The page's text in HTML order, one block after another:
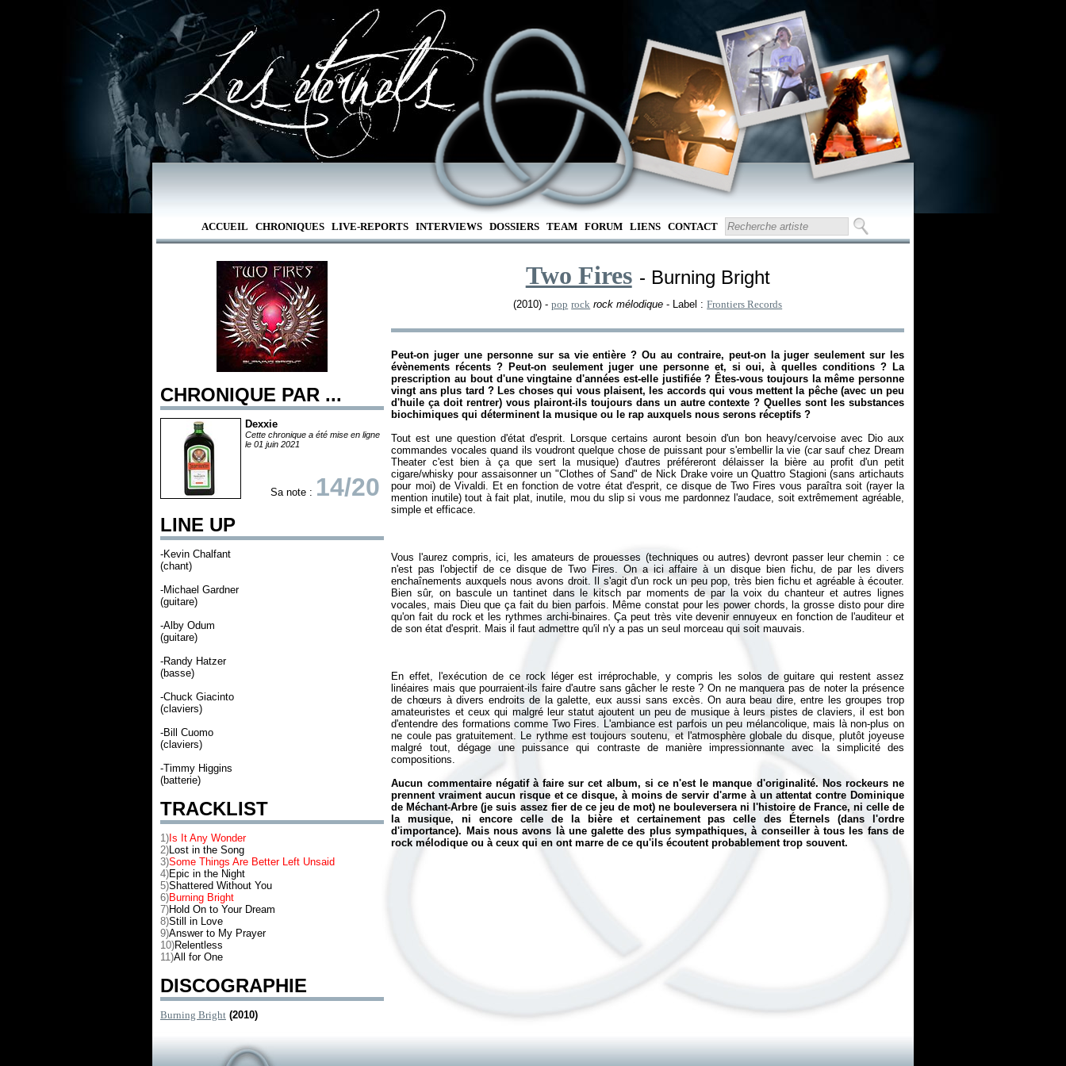
ACCUEIL CHRONIQUES LIVE-REPORTS INTERVIEWS DOSSIERS TEAM FORUM LIENS CONTACT
CHRONIQUE PAR ...
Dexxie
Cette chronique a été mise en ligne
le 01 juin 2021
Sa note : 14/20
LINE UP
-Kevin Chalfant
(chant)
-Michael Gardner
(guitare)
-Alby Odum
(guitare)
-Randy Hatzer
(basse)
-Chuck Giacinto
(claviers)
-Bill Cuomo
(claviers)
-Timmy Higgins
(batterie)
TRACKLIST
1) Is It Any Wonder
2)Lost in the Song
3)Some Things Are Better Left Unsaid
4)Epic in the Night
5)Shattered Without You
6)Burning Bright
7)Hold On to Your Dream
8)Still in Love
9)Answer to My Prayer
10)Relentless
11)All for One
DISCOGRAPHIE
Burning Bright (2010)
Two Fires - Burning Bright
(2010) -pop rock rock mélodique - Label :Frontiers Records
Peut-on juger une personne sur sa vie entière ? Ou au contraire, peut-on la juger seulement sur les
évènements récents ? Peut-on seulement juger une personne et, si oui, à quelles conditions ? La
prescription au bout d'une vingtaine d'années est-elle justifiée ? Êtes-vous toujours la même personne
vingt ans plus tard ? Les choses qui vous plaisent, les accords qui vous mettent la pêche (avec un peu
d'huile ça doit rentrer) vous plairont-ils toujours dans un autre contexte ? Quelles sont les substances
biochimiques qui déterminent la musique ou le rap auxquels nous serons réceptifs ?
Tout est une question d'état d'esprit. Lorsque certains auront besoin d'un bon heavy/cervoise avec Dio aux
commandes vocales quand ils voudront quelque chose de puissant pour s'embellir la vie (car sauf chez Dream
Theater c'est bien à ça que sert la musique) d'autres préféreront délaisser la bière au profit d'un petit
cigare/whisky pour assaisonner un "Clothes of Sand" de Nick Drake voire unQuattro Stagioni (sans artichauts
pour moi) de Vivaldi. Et en fonction de votre état d'esprit, ce disque de Two Fires vous paraîtra soit (rayer la
mention inutile) tout à fait plat, inutile, mou du slip si vous me pardonnez l'audace, soit extrêmement agréable,
Vous l'aurez compris, ici, les amateurs de prouesses (techniques ou autres) devront passer leur chemin : ce
n'est pas l'objectif de ce disque de Two Fires. On a ici affaire à un disque bien fichu, de par les divers
enchaînements auxquels nous avons droit. Il s'agit d'un rock un peu pop, très bien fichu et agréable à écouter.
Bien sûr, on bascule un tantinet dans le kitsch par moments de par la voix du chanteur et autres lignes
vocales, mais Dieu que ça fait du bien parfois. Même constat pour les power chords, la grosse disto pour dire
qu'on fait du rock et les rythmes archi-binaires. Ça peut très vite devenir ennuyeux en fonction de l'auditeur et
En effet, l'exécution de ce rock léger est irréprochable, y compris les solos de guitare qui restent assez
linéaires mais que pourraient-ils faire d'autre sans gâcher le reste ? On ne manquera pas de noter la présence
de chœurs à divers endroits de la galette, eux aussi sans excès. On aura beau dire, entre les groupes trop
amateuristes et ceux qui malgré leur statut ajoutent un peu de musique à leurs pistes de claviers, il est bon
d'entendre des formations comme Two Fires. L'ambiance est parfois un peu mélancolique, mais là non-plus on
ne coule pas gratuitement. Le rythme est toujours soutenu, et l'atmosphère globale du disque, plutôt joyeuse
malgré tout, dégage une puissance qui contraste de manière impressionnante avec la simplicité des
compositions.
Aucun commentaire négatif à faire sur cet album, si ce n'est le manque d'originalité. Nos rockeurs ne
prennent vraiment aucun risque et ce disque, à moins de servir d'arme à un attentat contre Dominique
de Méchant-Arbre (je suis assez fier de ce jeu de mot) ne bouleversera ni l'histoire de France, ni celle de
la musique, ni encore celle de la bière et certainement pas celle des Éternels (dans l'ordre
d'importance). Mais nous avons là une galette des plus sympathiques, à conseiller à tous les fans de
rock mélodique ou à ceux qui en ont marre de ce qu'ils écoutent probablement trop souvent.